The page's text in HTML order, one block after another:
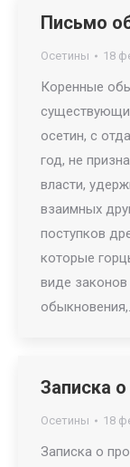
Письмо
Осетины 18
Коренные
осетин, с
год, не
власти,
взаимных
поступков
которые
виде
Записка
Осетины 18
Записка о